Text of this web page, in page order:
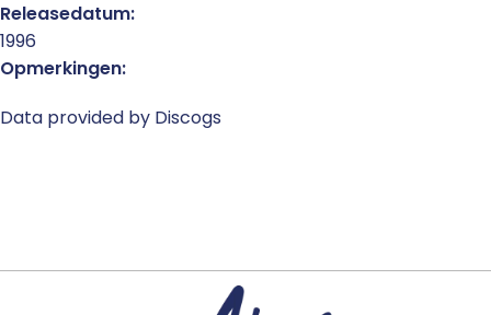
Releasedatum:
1996
Opmerkingen:
Data provided by Discogs